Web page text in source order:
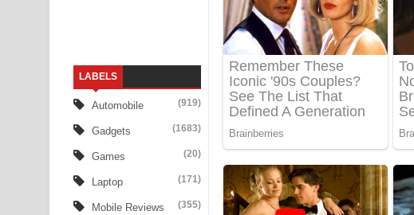
Liyamuda Dan Anagathe Song Lyrics - ලියමුද දැන් අනාගතේ
Doni Song Lyrics - දෝණි ගීතයේ පද පෙළ
Benthara Palame Song Lyrics - බෙන්තර පාලමේ ගීතයේ පද පෙළ
Sanda Babalena Song Lyrics - සඳ බැබලෙන ගීතයේ පද පෙළ
Adare Wadi Nisa Song Lyrics - ආදරේ වැඩි නිසා ගීතයේ පද පෙළ
UNUHUMA Song Lyrics - උණුහුම ගීතයේ පද පෙළ
LABELS
Automobile (919)
Gadgets (1683)
Games (20)
Laptop (171)
Mobile Reviews (355)